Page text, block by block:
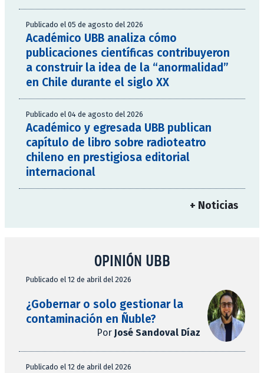
Publicado el 05 de agosto del 2026
Académico UBB analiza cómo
publicaciones científicas contribuyeron
a construir la idea de la “anormalidad”
en Chile durante el siglo XX
Publicado el 04 de agosto del 2026
Académico y egresada UBB publican
capítulo de libro sobre radioteatro
chileno en prestigiosa editorial
internacional
+ Noticias
OPINIÓN UBB
Publicado el 12 de abril del 2026
¿Gobernar o solo gestionar la
contaminación en Ñuble?
Por José Sandoval Díaz
Publicado el 12 de abril del 2026